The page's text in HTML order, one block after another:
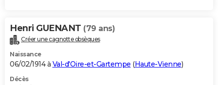
Henri GUENANT (79 ans)
Créer une cagnotte obsèques
Naissance
06/02/1914 à Val-d'Oire-et-Gartempe (Haute-Vienne)
Décès